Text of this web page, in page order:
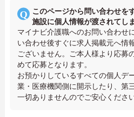
このページから問い合わせを
施設に個人情報が渡されてし
マイナビ介護職へのお問い合わせ
い合わせ後すぐに求人掲載元へ情
ございません。ご本人様より応募
めて応募となります。
お預かりしているすべての個人デ
業・医療機関側に開示したり、第
一切ありませんのでご安心ください